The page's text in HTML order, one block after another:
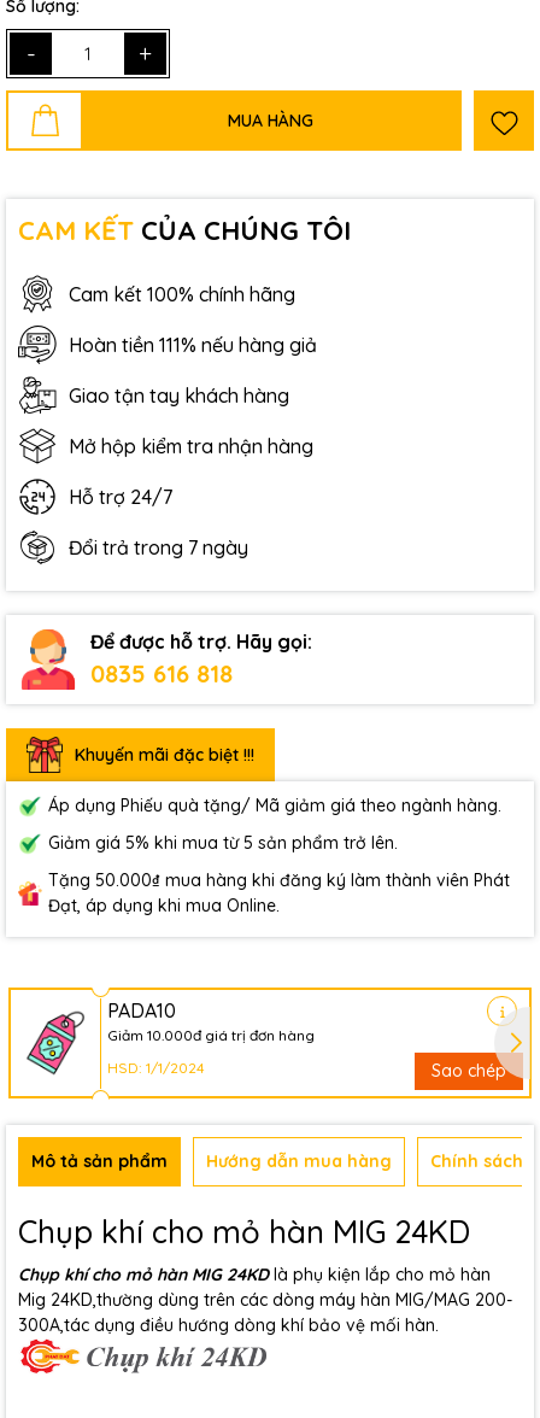
Số lượng:
- +
MUA HÀNG
CAM KẾT CỦA CHÚNG TÔI
Cam kết 100% chính hãng
Hoàn tiền 111% nếu hàng giả
Giao tận tay khách hàng
Mở hộp kiểm tra nhận hàng
Hỗ trợ 24/7
Đổi trả trong 7 ngày
Để được hỗ trợ. Hãy gọi:
0835 616 818
Khuyến mãi đặc biệt !!!
Áp dụng Phiếu quà tặng/ Mã giảm giá theo ngành hàng.
Giảm giá 5% khi mua từ 5 sản phẩm trở lên.
Tặng 50.000₫ mua hàng khi đăng ký làm thành viên Phát
Đạt, áp dụng khi mua Online.
PADA10
Giảm 10.000đ giá trị đơn hàng
HSD: 1/1/2024
Sao chép
Mô tả sản phẩm Hướng dẫn mua hàng Chính sách
Chụp khí cho mỏ hàn MIG 24KD
Chụp khí cho mỏ hàn MIG 24KDlà phụ kiện lắp cho mỏ hàn
Mig 24KD,thường dùng trên các dòng máy hàn MIG/MAG 200-
300A,tác dụng điều hướng dòng khí bảo vệ mối hàn.